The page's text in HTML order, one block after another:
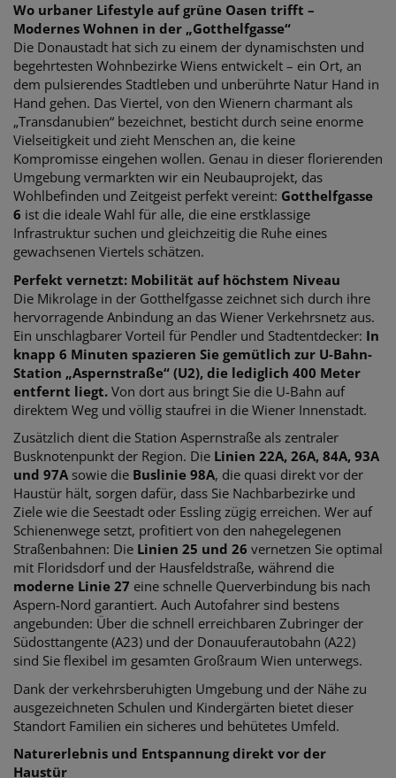
Wo urbaner Lifestyle auf grüne Oasen trifft –
Modernes Wohnen in der „Gotthelfgasse“
Die Donaustadt hat sich zu einem der dynamischsten und
begehrtesten Wohnbezirke Wiens entwickelt – ein Ort, an
dem pulsierendes Stadtleben und unberührte Natur Hand in
Hand gehen. Das Viertel, von den Wienern charmant als
„Transdanubien“ bezeichnet, besticht durch seine enorme
Vielseitigkeit und zieht Menschen an, die keine
Kompromisse eingehen wollen. Genau in dieser florierenden
Umgebung vermarkten wir ein Neubauprojekt, das
Wohlbefinden und Zeitgeist perfekt vereint: Gotthelfgasse
6 ist die ideale Wahl für alle, die eine erstklassige
Infrastruktur suchen und gleichzeitig die Ruhe eines
gewachsenen Viertels schätzen.
Perfekt vernetzt: Mobilität auf höchstem Niveau
Die Mikrolage in der Gotthelfgasse zeichnet sich durch ihre
hervorragende Anbindung an das Wiener Verkehrsnetz aus.
Ein unschlagbarer Vorteil für Pendler und Stadtentdecker: In
knapp 6 Minuten spazieren Sie gemütlich zur U-Bahn-
Station „Aspernstraße“ (U2), die lediglich 400 Meter
entfernt liegt. Von dort aus bringt Sie die U-Bahn auf
direktem Weg und völlig staufrei in die Wiener Innenstadt.
Zusätzlich dient die Station Aspernstraße als zentraler
Busknotenpunkt der Region. Die Linien 22A, 26A, 84A, 93A
und 97A sowie die Buslinie 98A, die quasi direkt vor der
Haustür hält, sorgen dafür, dass Sie Nachbarbezirke und
Ziele wie die Seestadt oder Essling zügig erreichen. Wer auf
Schienenwege setzt, profitiert von den nahegelegenen
Straßenbahnen: Die Linien 25 und 26 vernetzen Sie optimal
mit Floridsdorf und der Hausfeldstraße, während die
moderne Linie 27 eine schnelle Querverbindung bis nach
Aspern-Nord garantiert. Auch Autofahrer sind bestens
angebunden: Über die schnell erreichbaren Zubringer der
Südosttangente (A23) und der Donauuferautobahn (A22)
sind Sie flexibel im gesamten Großraum Wien unterwegs.
Dank der verkehrsberuhigten Umgebung und der Nähe zu
ausgezeichneten Schulen und Kindergärten bietet dieser
Standort Familien ein sicheres und behütetes Umfeld.
Naturerlebnis und Entspannung direkt vor der
Haustür